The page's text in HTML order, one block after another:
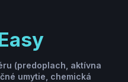
(predoplach, aktívna
umytie, chemická